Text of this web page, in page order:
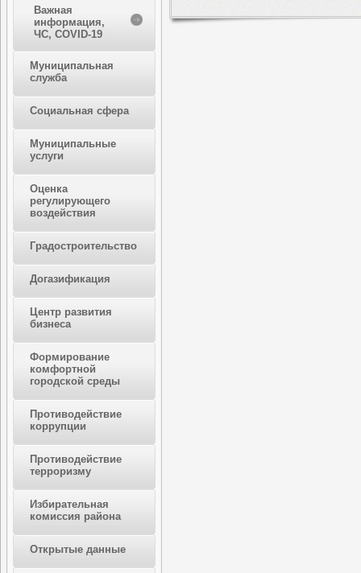
Важная
информация,
ЧС, COVID-19
Муниципальная
служба
Социальная сфера
Муниципальные
услуги
Оценка
регулирующего
воздействия
Градостроительство
Догазификация
Центр развития
бизнеса
Формирование
комфортной
городской среды
Противодействие
коррупции
Противодействие
терроризму
Избирательная
комиссия района
Открытые данные